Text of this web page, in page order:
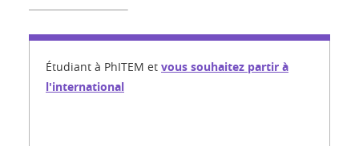
Étudiant à PhITEM et vous souhaitez partir à
l'international